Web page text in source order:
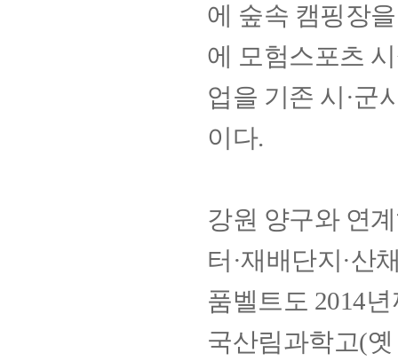
에 숲속 캠핑장
에 모험스포츠
업을 기존 시·군
이다.
강원 양구와 연
터·재배단지·산
품벨트도 2014
국산림과학고(